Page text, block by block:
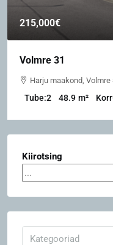
215,000€
Volmre 31
Harju maakond, Volmre
Tube:2 48.9 m²
Kiirotsing
Kategooriad